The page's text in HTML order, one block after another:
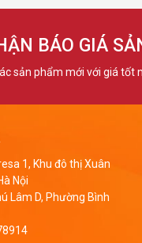
BÁO GIÁ
sản phẩm mới với giá tốt
1, Khu đô thị Xuân
Nội
Lâm D, Phường Bình